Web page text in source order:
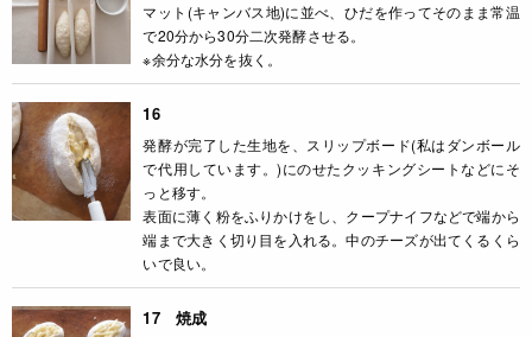
マット(キャンバス地)に並べ、ひだを作ってそのまま常温
で20分から30分二次発酵させる。
※余分な水分を抜く。
16
発酵が完了した生地を、スリップボード(私はダンボール
で代用しています。)にのせたクッキングシートなどにそ
っと移す。
表面に薄く粉をふりかけをし、クープナイフなどで端から
端まで大きく切り目を入れる。中のチーズが出てくるくら
いで良い。
17 焼成